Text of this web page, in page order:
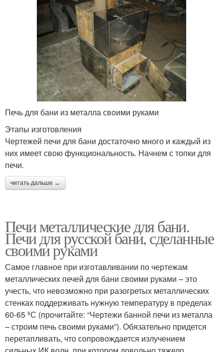
Печь для бани из металла своими руками
Этапы изготовления
Чертежей печи для бани достаточно много и каждый из
них имеет свою функциональность. Начнем с топки для
печи.
читать дальше →
Печи металлические для бани.
Печи для русской бани, сделанные
своими руками
Самое главное при изготавливании по чертежам
металлических печей для бани своими руками – это
учесть, что невозможно при разогретых металлических
стенках поддерживать нужную температуру в пределах
60-65 ºС (прочитайте: “Чертежи банной печи из металла
– строим печь своими руками”). Обязательно придется
перетапливать, что сопровождается излучением